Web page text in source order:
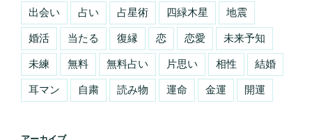
出会い 占い 占星術 四緑木星 地震
婚活 当たる 復縁 恋 恋愛 未来予知
未練 無料 無料占い 片思い 相性 結婚
耳マン 自粛 読み物 運命 金運 開運